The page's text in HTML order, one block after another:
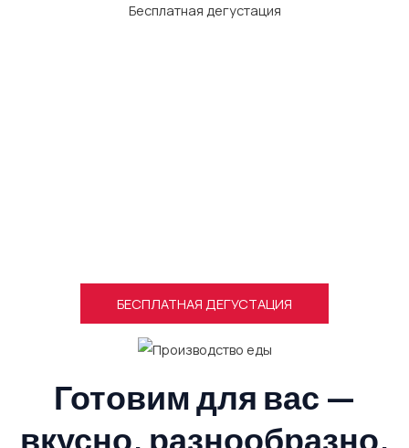
Бесплатная дегустация
БЕСПЛАТНАЯ ДЕГУСТАЦИЯ
Готовим для вас —
вкусно, разнообразно,